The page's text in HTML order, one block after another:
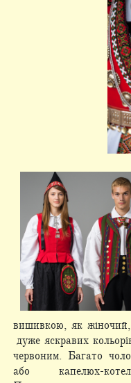
вишивкою, як жіночий,
дуже яскравих
червоним. Багато
або капелюх-